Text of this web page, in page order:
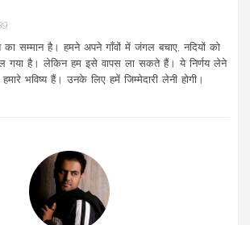
का सम्मान है। हमने अपने गाँवों में जंगल बचाए, नदियों को
है। लेकिन हम इसे वापस ला सकते हैं। ये निर्णय लेने
भविष्य हैं। उनके लिए हमें जिम्मेदारी लेनी होगी।